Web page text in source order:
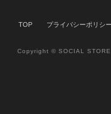
TOP プライバシーポリシー
Copyright © SOCIAL STORE